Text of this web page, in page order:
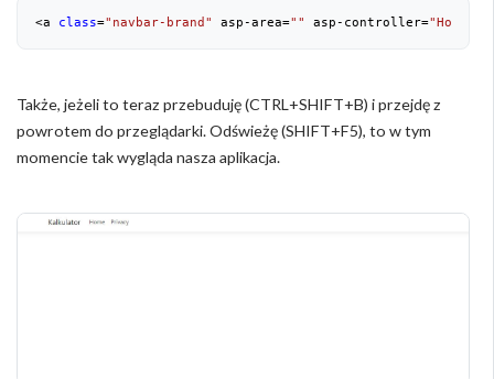
<a class="navbar-brand" asp-area="" asp-controller="Home"
Także, jeżeli to teraz przebuduję (CTRL+SHIFT+B) i przejdę z
powrotem do przeglądarki. Odświeżę (SHIFT+F5), to w tym
momencie tak wygląda nasza aplikacja.